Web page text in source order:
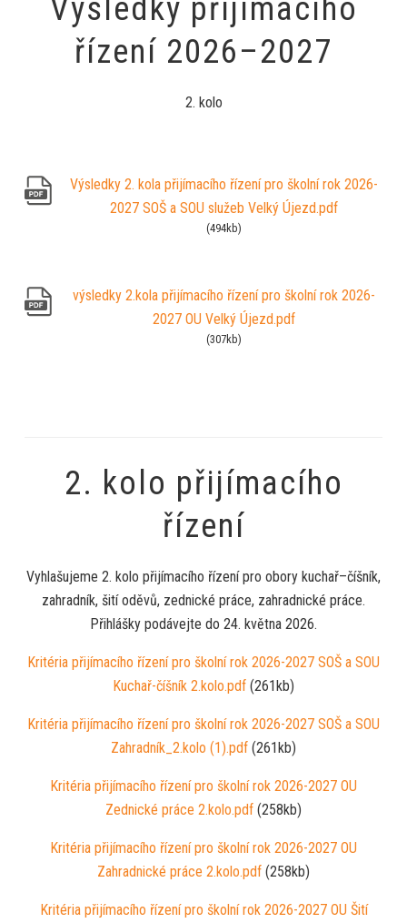
Výsledky přijímacího
řízení 2026–2027
2. kolo
Výsledky 2. kola přijímacího řízení pro školní rok 2026-
2027 SOŠ a SOU služeb Velký Újezd.pdf
(494kb)
výsledky 2.kola přijímacího řízení pro školní rok 2026-
2027 OU Velký Újezd.pdf
(307kb)
2. kolo přijímacího
řízení
Vyhlašujeme 2. kolo přijímacího řízení pro obory kuchař–číšník,
zahradník, šití oděvů, zednické práce, zahradnické práce.
Přihlášky podávejte do 24. května 2026.
Kritéria přijímacího řízení pro školní rok 2026-2027 SOŠ a SOU
Kuchař-číšník 2.kolo.pdf (261kb)
Kritéria přijímacího řízení pro školní rok 2026-2027 SOŠ a SOU
Zahradník_2.kolo (1).pdf (261kb)
Kritéria přijímacího řízení pro školní rok 2026-2027 OU
Zednické práce 2.kolo.pdf (258kb)
Kritéria přijímacího řízení pro školní rok 2026-2027 OU
Zahradnické práce 2.kolo.pdf (258kb)
Kritéria přijímacího řízení pro školní rok 2026-2027 OU Šití